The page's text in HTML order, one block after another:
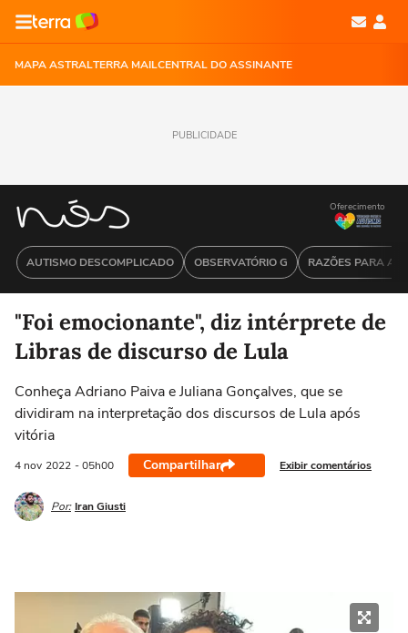
MAPA ASTRALTERRA MAILCENTRAL DO ASSINANTE
PUBLICIDADE
AUTISMO DESCOMPLICADO OBSERVATÓRIO G RAZÕES PARA
Oferecimento
"Foi emocionante", diz intérprete de
Libras de discurso de Lula
Conheça Adriano Paiva e Juliana Gonçalves, que se
dividiram na interpretação dos discursos de Lula após
vitória
4 nov 2022 - 05h00 Compartilhar Exibir comentários
Por: Iran Giusti